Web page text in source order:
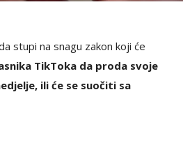
stupi na snagu zakon koji će
TikToka da proda svoje
ili će se suočiti sa